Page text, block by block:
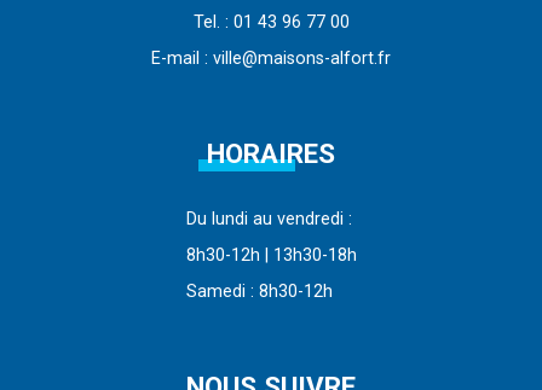
Tel. : 01 43 96 77 00
E-mail : ville@maisons-alfort.fr
HORAIRES
Du lundi au vendredi :
8h30-12h | 13h30-18h
Samedi : 8h30-12h